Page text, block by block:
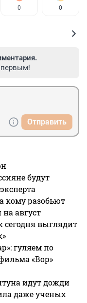
0 0
первым!
Отправить
будут
кому разобьют
август
сегодня выглядит
гуляем по
«Вор»
идут дожди
даже ученых